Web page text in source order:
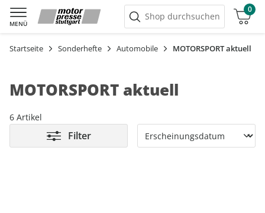
MENÜ
Shop durchsuchen
0
Warenkorb
Startseite Sonderhefte Automobile MOTORSPORT aktuell
MOTORSPORT aktuell
6 Artikel
Filter